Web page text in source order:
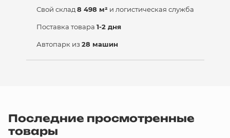
Свой склад 8 498 м² и логистическая служба
Поставка товара 1-2 дня
Автопарк из 28 машин
Последние просмотренные
товары